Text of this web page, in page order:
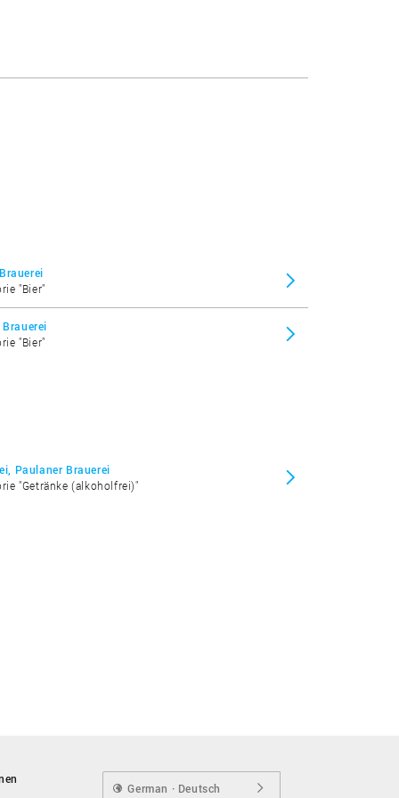
"Bier"
"Bier"
Paulaner Brauerei
"Getränke (alkoholfrei)"
German · Deutsch